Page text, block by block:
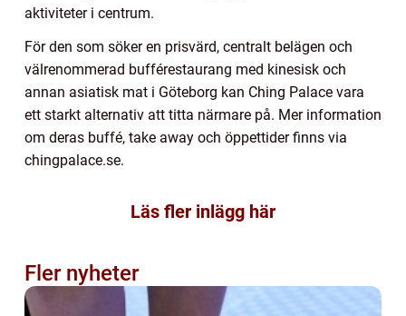
aktiviteter i centrum.
För den som söker en prisvärd, centralt belägen och
välrenommerad bufférestaurang med kinesisk och
annan asiatisk mat i Göteborg kan Ching Palace vara
ett starkt alternativ att titta närmare på. Mer information
om deras buffé, take away och öppettider finns via
chingpalace.se.
Läs fler inlägg här
Fler nyheter